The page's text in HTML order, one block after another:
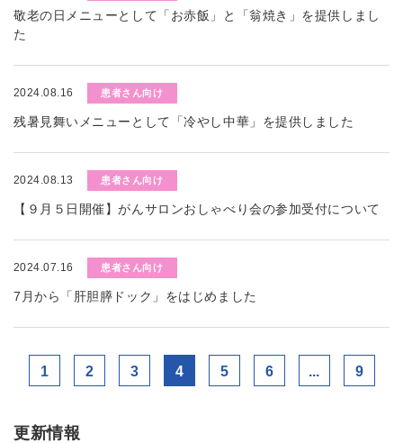
敬老の日メニューとして「お赤飯」と「翁焼き」を提供しまし
た
2024.08.16 患者さん向け
残暑見舞いメニューとして「冷やし中華」を提供しました
2024.08.13 患者さん向け
【９月５日開催】がんサロンおしゃべり会の参加受付について
2024.07.16 患者さん向け
7月から「肝胆膵ドック」をはじめました
1 2 3 4 5 6 ... 9
更新情報